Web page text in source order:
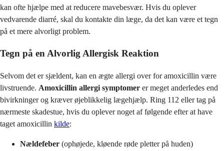
kan ofte hjælpe med at reducere mavebesvær. Hvis du oplever
vedvarende diarré, skal du kontakte din læge, da det kan være et tegn
på et mere alvorligt problem.
Tegn på en Alvorlig Allergisk Reaktion
Selvom det er sjældent, kan en ægte allergi over for amoxicillin være
livstruende. Amoxicillin allergi symptomer er meget anderledes end
bivirkninger og kræver øjeblikkelig lægehjælp. Ring 112 eller tag på
nærmeste skadestue, hvis du oplever noget af følgende efter at have
taget amoxicillin kilde:
Nældefeber (ophøjede, kløende røde pletter på huden)